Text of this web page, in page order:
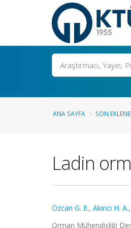
Ara
ANA SAYFA SON
Ladin
Özcan G. E., Akıncı H. A.,
Orman Mühendisliği